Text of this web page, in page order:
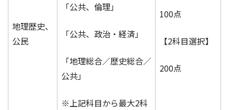
地理歴史、
公民
「公共、倫理」
「公共、政治・経済」
「地理総合／歴史総合／
公共」
※上記科目から最大2科
100点
【2科目選択】
200点